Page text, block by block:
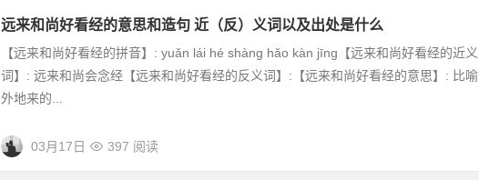
远来和尚好看经的意思和造句 近（反）义词以及出处是什么
【远来和尚好看经的拼音】: yuǎn lái hé shàng hǎo kàn jīng【远来和尚好看经的近义
词】: 远来和尚会念经【远来和尚好看经的反义词】:【远来和尚好看经的意思】: 比喻
外地来的...
03月17日 397 阅读